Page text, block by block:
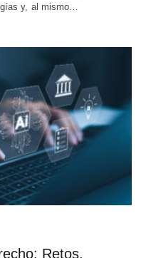
y, al mismo…
Retos,